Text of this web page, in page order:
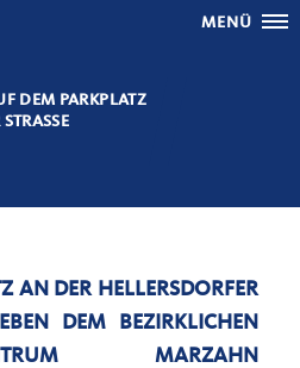
MENÜ
DEM PARKPLATZ
V
AN DER HELLERSDORFER
DEM BEZIRKLICHEN I
MARZAHN H